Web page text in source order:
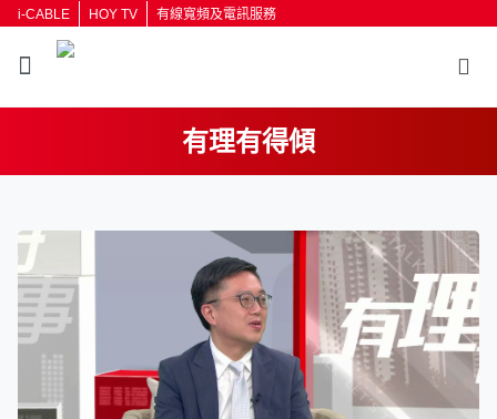
i-CABLE HOY TV 有線寬頻及電訊服務
有理有得傾
按輸入鍵開始搜尋